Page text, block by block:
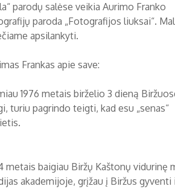
parodų salėse veikia Aurimo Franko
paroda „Fotografijos liuksai“.
apsilankyti.
Frankas apie save:
1976 metais birželio 3 dieną
turiu pagrindo teigti, kad esu „senas“
metais baigiau Biržų Kaštonų
akademijoje, grįžau į Biržus gyventi